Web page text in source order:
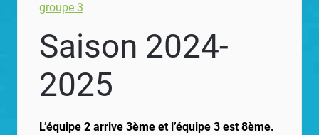
groupe 3
Saison 2024-
2025
L’équipe 2 arrive 3ème et l’équipe 3 est 8ème.